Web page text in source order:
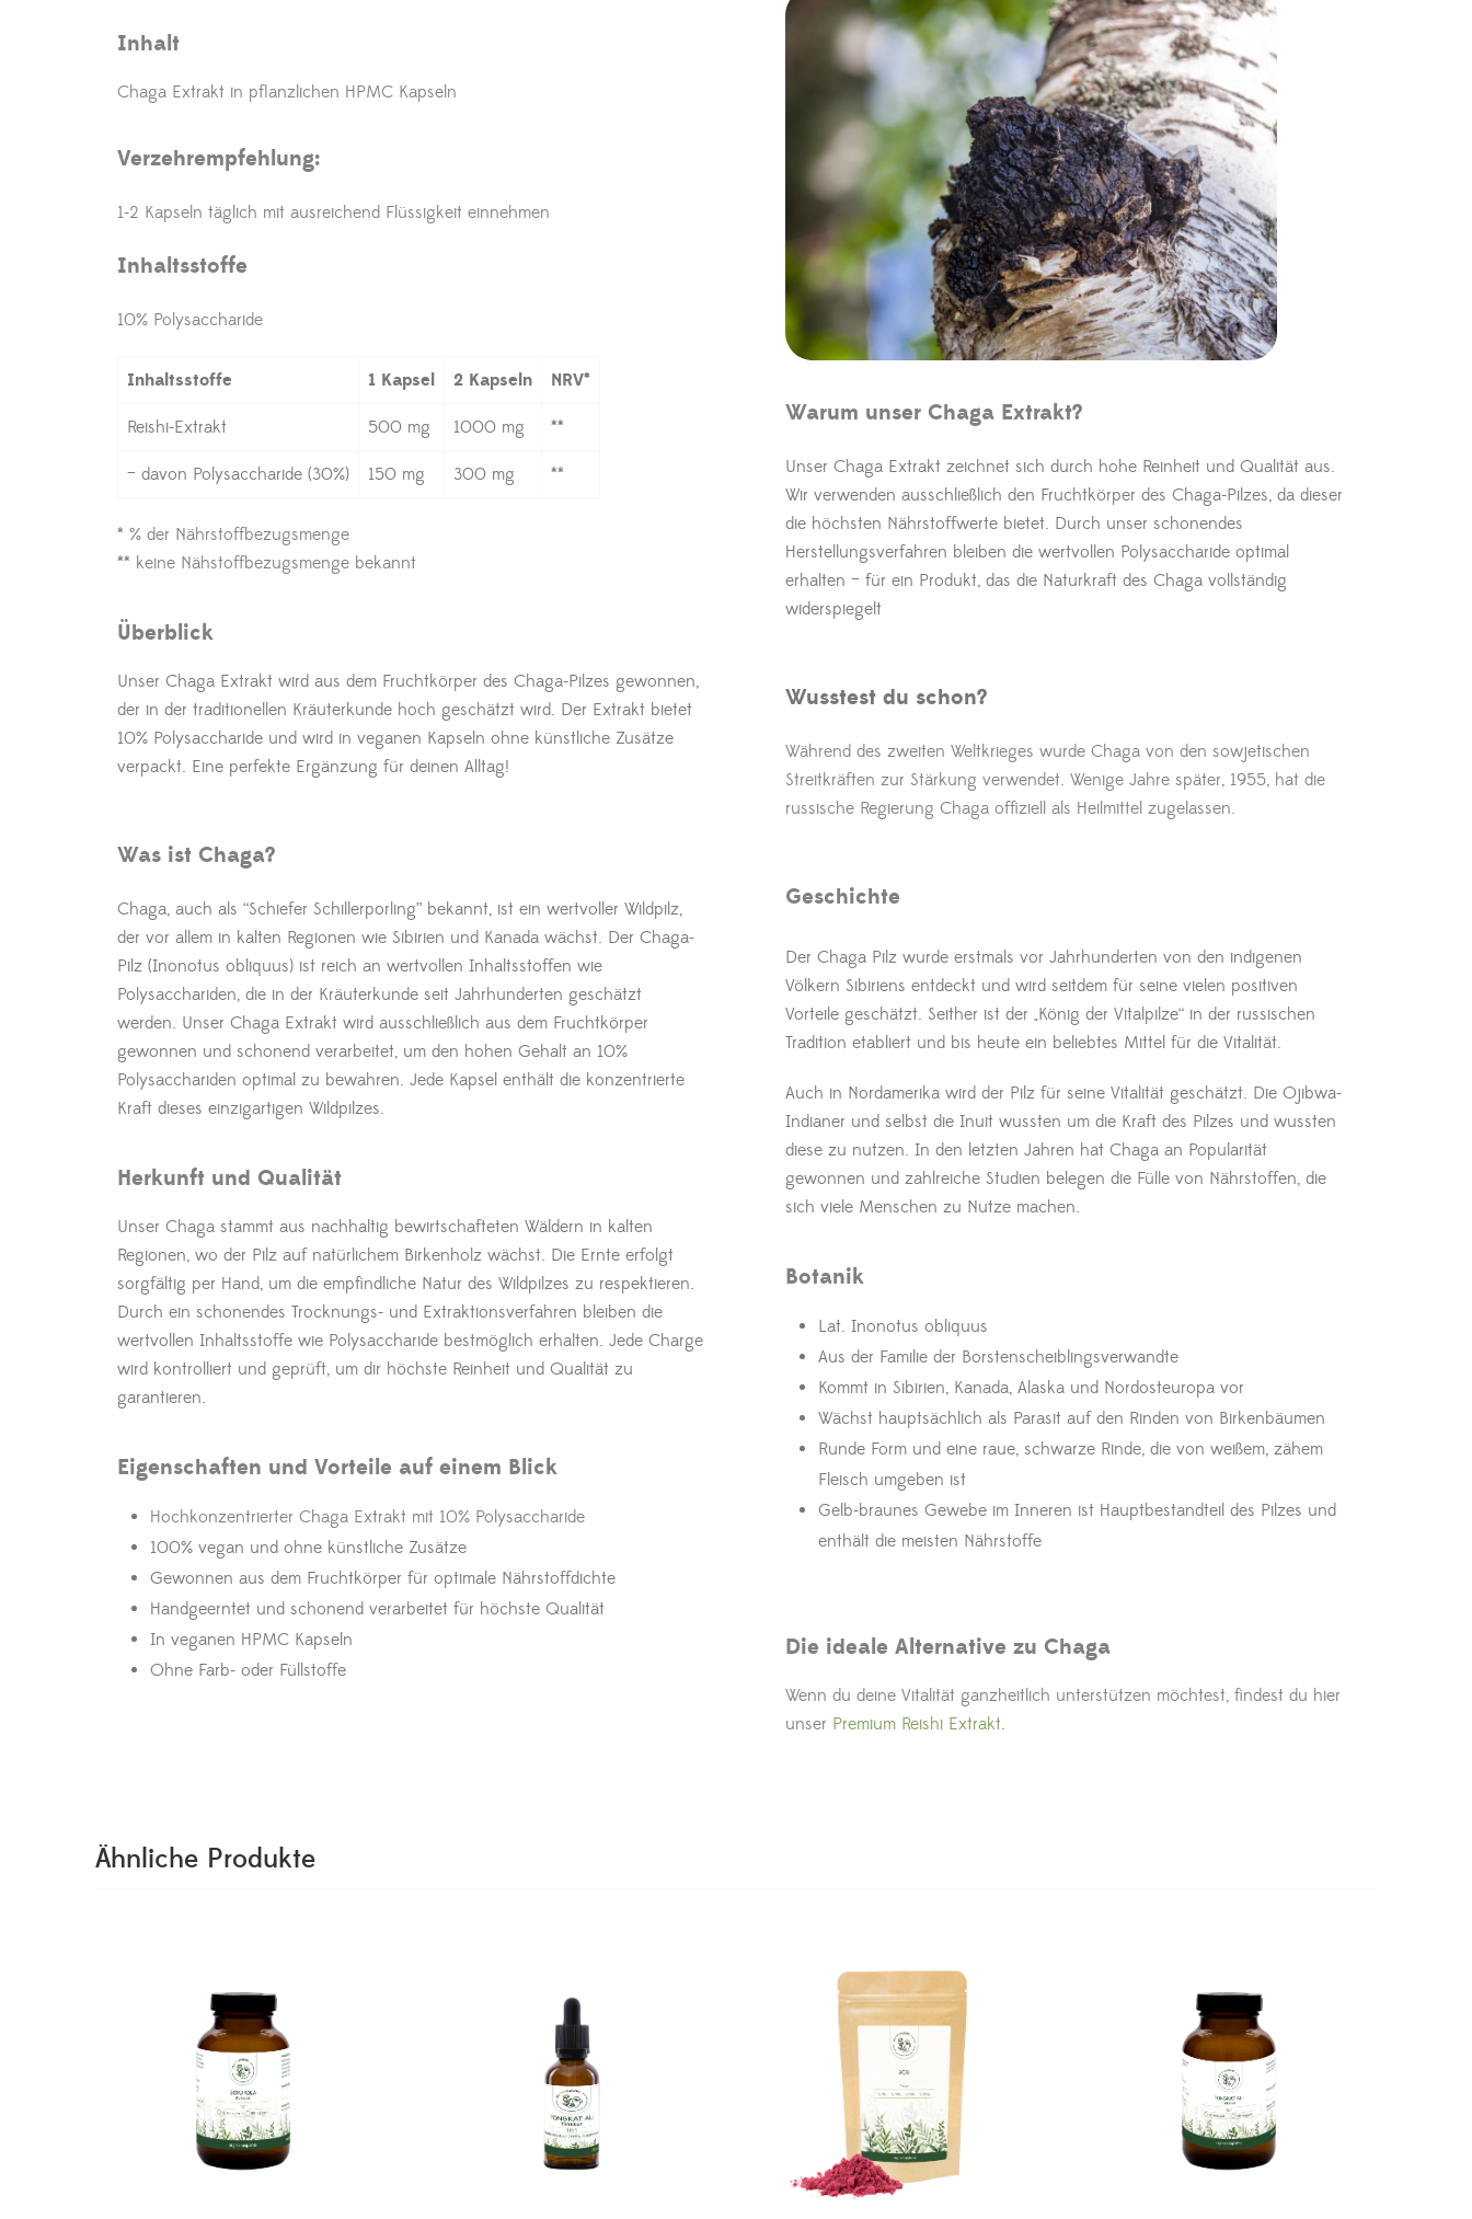
Inhalt
Chaga Extrakt in pflanzlichen HPMC Kapseln
Verzehrempfehlung:
1-2 Kapseln täglich mit ausreichend Flüssigkeit einnehmen
Inhaltsstoffe
10% Polysaccharide
Inhaltsstoffe 1 Kapsel 2 Kapseln NRV*
Reishi-Extrakt 500 mg 1000 mg **
– davon Polysaccharide (30%) 150 mg 300 mg **
* % der Nährstoffbezugsmenge
** keine Nähstoffbezugsmenge bekannt
Überblick
Unser Chaga Extrakt wird aus dem Fruchtkörper des Chaga-Pilzes gewonnen,
der in der traditionellen Kräuterkunde hoch geschätzt wird. Der Extrakt bietet
10% Polysaccharide und wird in veganen Kapseln ohne künstliche Zusätze
verpackt. Eine perfekte Ergänzung für deinen Alltag!
Was ist Chaga?
Chaga, auch als “Schiefer Schillerporling” bekannt, ist ein wertvoller Wildpilz,
der vor allem in kalten Regionen wie Sibirien und Kanada wächst. Der Chaga-
Pilz (Inonotus obliquus) ist reich an wertvollen Inhaltsstoffen wie
Polysacchariden, die in der Kräuterkunde seit Jahrhunderten geschätzt
werden. Unser Chaga Extrakt wird ausschließlich aus dem Fruchtkörper
gewonnen und schonend verarbeitet, um den hohen Gehalt an 10%
Polysacchariden optimal zu bewahren. Jede Kapsel enthält die konzentrierte
Kraft dieses einzigartigen Wildpilzes.
Herkunft und Qualität
Unser Chaga stammt aus nachhaltig bewirtschafteten Wäldern in kalten
Regionen, wo der Pilz auf natürlichem Birkenholz wächst. Die Ernte erfolgt
sorgfältig per Hand, um die empfindliche Natur des Wildpilzes zu respektieren.
Durch ein schonendes Trocknungs- und Extraktionsverfahren bleiben die
wertvollen Inhaltsstoffe wie Polysaccharide bestmöglich erhalten. Jede Charge
wird kontrolliert und geprüft, um dir höchste Reinheit und Qualität zu
garantieren.
Eigenschaften und Vorteile auf einem Blick
Hochkonzentrierter Chaga Extrakt mit 10% Polysaccharide
100% vegan und ohne künstliche Zusätze
Gewonnen aus dem Fruchtkörper für optimale Nährstoffdichte
Handgeerntet und schonend verarbeitet für höchste Qualität
In veganen HPMC Kapseln
Ohne Farb- oder Füllstoffe
Warum unser Chaga Extrakt?
Unser Chaga Extrakt zeichnet sich durch hohe Reinheit und Qualität aus.
Wir verwenden ausschließlich den Fruchtkörper des Chaga-Pilzes, da dieser
die höchsten Nährstoffwerte bietet. Durch unser schonendes
Herstellungsverfahren bleiben die wertvollen Polysaccharide optimal
erhalten – für ein Produkt, das die Naturkraft des Chaga vollständig
widerspiegelt
Wusstest du schon?
Während des zweiten Weltkrieges wurde Chaga von den sowjetischen
Streitkräften zur Stärkung verwendet. Wenige Jahre später, 1955, hat die
russische Regierung Chaga offiziell als Heilmittel zugelassen.
Geschichte
Der Chaga Pilz wurde erstmals vor Jahrhunderten von den indigenen
Völkern Sibiriens entdeckt und wird seitdem für seine vielen positiven
Vorteile geschätzt. Seither ist der „König der Vitalpilze“ in der russischen
Tradition etabliert und bis heute ein beliebtes Mittel für die Vitalität.
Auch in Nordamerika wird der Pilz für seine Vitalität geschätzt. Die Ojibwa-
Indianer und selbst die Inuit wussten um die Kraft des Pilzes und wussten
diese zu nutzen. In den letzten Jahren hat Chaga an Popularität
gewonnen und zahlreiche Studien belegen die Fülle von Nährstoffen, die
sich viele Menschen zu Nutze machen.
Botanik
Lat. Inonotus obliquus
Aus der Familie der Borstenscheiblingsverwandte
Kommt in Sibirien, Kanada, Alaska und Nordosteuropa vor
Wächst hauptsächlich als Parasit auf den Rinden von Birkenbäumen
Runde Form und eine raue, schwarze Rinde, die von weißem, zähem
Fleisch umgeben ist
Gelb-braunes Gewebe im Inneren ist Hauptbestandteil des Pilzes und
enthält die meisten Nährstoffe
Die ideale Alternative zu Chaga
Wenn du deine Vitalität ganzheitlich unterstützen möchtest, findest du hier
unser Premium Reishi Extrakt.
Ähnliche Produkte